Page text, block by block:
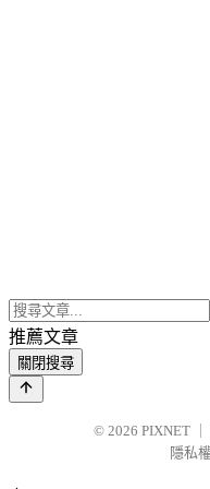
推薦文章
關閉搜尋
© 2026 PIXNET
隱私